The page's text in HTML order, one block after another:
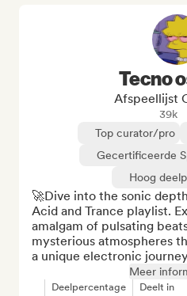
Tecno
Afspeellijst
39k
Top curator/pro
Gecertificeerde
Hoog
🚀Dive into the sonic
Acid and Trance playlist.
amalgam of pulsating
mysterious atmospheres
a unique electronic
Meer
Deelpercentage Deelt in